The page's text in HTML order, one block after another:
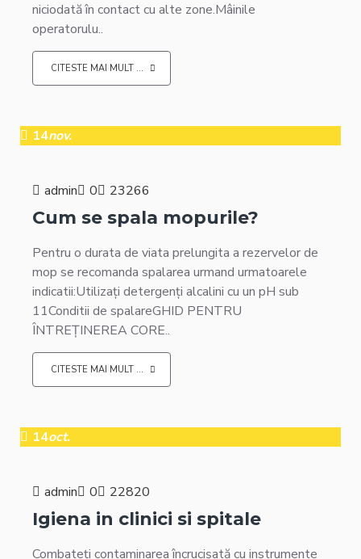
niciodată în contact cu alte zone.Mâinile
operatorulu..
CITESTE MAI MULT ...
14nov.
admin 0 23266
Cum se spala mopurile?
Pentru o durata de viata prelungita a rezervelor de
mop se recomanda spalarea urmand urmatoarele
indicatii:Utilizați detergenți alcalini cu un pH sub
11Conditii de spalareGHID PENTRU
ÎNTREȚINEREA CORE..
CITESTE MAI MULT ...
14oct.
admin 0 22820
Igiena in clinici si spitale
Combateți contaminarea încrucișată cu instrumente